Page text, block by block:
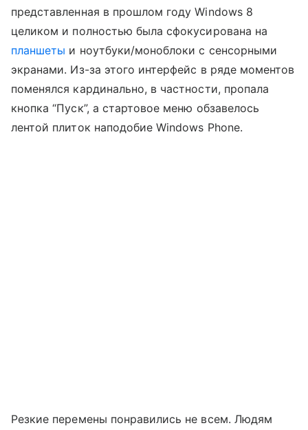
представленная в прошлом году Windows 8
целиком и полностью была сфокусирована на
планшеты и ноутбуки/моноблоки с сенсорными
экранами. Из-за этого интерфейс в ряде моментов
поменялся кардинально, в частности, пропала
кнопка “Пуск”, а стартовое меню обзавелось
лентой плиток наподобие Windows Phone.
Резкие перемены понравились не всем. Людям